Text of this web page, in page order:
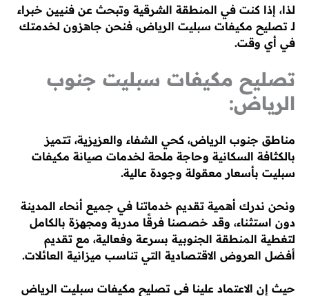
لذا، إذا كنت في المنطقة الشرقية وتبحث عن فنيين خبراء
لـ تصليح مكيفات سبليت الرياض، فنحن جاهزون لخدمتك
في أي وقت.
تصليح مكيفات سبليت جنوب
الرياض:
مناطق جنوب الرياض، كحي الشفاء والعزيزية، تتميز
بالكثافة السكانية وحاجة ملحة لخدمات صيانة مكيفات
سبليت بأسعار معقولة وجودة عالية.
ونحن ندرك أهمية تقديم خدماتنا في جميع أنحاء المدينة
دون استثناء، وقد خصصنا فرقًا مدربة ومجهزة بالكامل
لتغطية المنطقة الجنوبية بسرعة وفعالية، مع تقديم
أفضل العروض الاقتصادية التي تناسب ميزانية العائلات.
حيث إن الاعتماد علينا في تصليح مكيفات سبليت الرياض